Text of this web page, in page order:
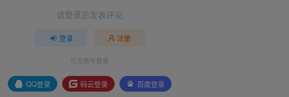
请登录后发表评论
登录 注册
社交账号登录
QQ登录 码云登录 百度登录